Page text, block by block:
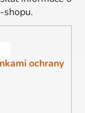
shopu.
ochrany